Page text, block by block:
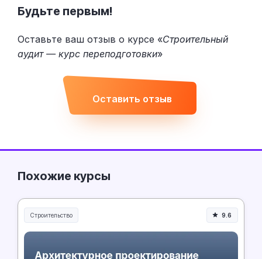
Будьте первым!
Оставьте ваш отзыв о курсе «Строительный
аудит — курс переподготовки»
Оставить отзыв
Похожие курсы
Строительство
Строительство и инженерия
9.6